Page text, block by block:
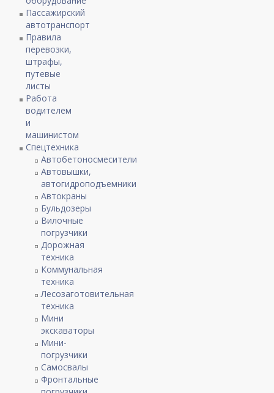
Пассажирский
автотранспорт
Правила
перевозки,
штрафы,
путевые
листы
Работа
водителем
и
машинистом
Спецтехника
Автобетоносмесители
Автовышки,
автогидроподъемники
Автокраны
Бульдозеры
Вилочные
погрузчики
Дорожная
техника
Коммунальная
техника
Лесозаготовительная
техника
Мини
экскаваторы
Мини-
погрузчики
Самосвалы
Фронтальные